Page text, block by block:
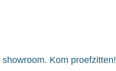
Kom proefzitten!